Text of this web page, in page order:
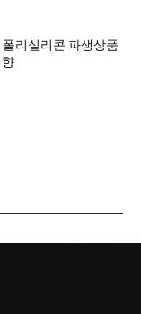
폴리실리콘 파생상품